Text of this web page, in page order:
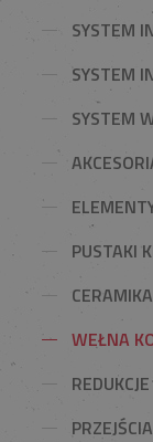
SYSTEM
SYSTEM
SYSTEM
PUSTAKI
WEŁNA
REDUKCJE